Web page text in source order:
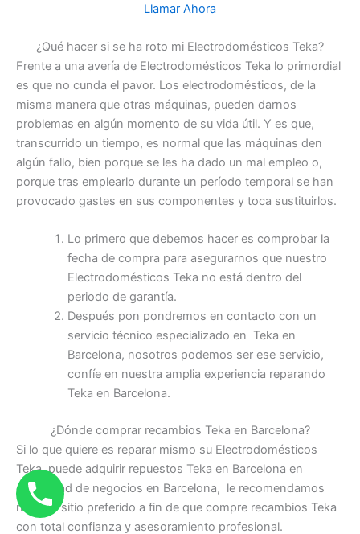
Llamar Ahora
¿Qué hacer si se ha roto mi Electrodomésticos Teka?
Frente a una avería de Electrodomésticos Teka lo primordial
es que no cunda el pavor. Los electrodomésticos, de la
misma manera que otras máquinas, pueden darnos
problemas en algún momento de su vida útil. Y es que,
transcurrido un tiempo, es normal que las máquinas den
algún fallo, bien porque se les ha dado un mal empleo o,
porque tras emplearlo durante un período temporal se han
provocado gastes en sus componentes y toca sustituirlos.
Lo primero que debemos hacer es comprobar la
fecha de compra para asegurarnos que nuestro
Electrodomésticos Teka no está dentro del
periodo de garantía.
Después pon pondremos en contacto con un
servicio técnico especializado en Teka en
Barcelona, nosotros podemos ser ese servicio,
confíe en nuestra amplia experiencia reparando
Teka en Barcelona.
¿Dónde comprar recambios Teka en Barcelona?
Si lo que quiere es reparar mismo su Electrodomésticos
Teka, puede adquirir repuestos Teka en Barcelona en
diversidad de negocios en Barcelona, le recomendamos
nuestro sitio preferido a fin de que compre recambios Teka
con total confianza y asesoramiento profesional.